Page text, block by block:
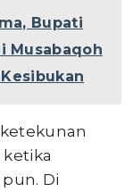
Bupati
Musabaqoh
ketika
Di